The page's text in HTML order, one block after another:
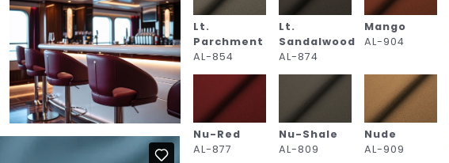
Lt.
Parchment
AL-854
Lt.
Sandalwood
AL-874
Mango
AL-904
Nu-Red
AL-877
Nu-Shale
AL-809
Nude
AL-909